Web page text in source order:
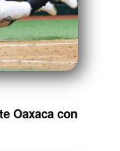
Oaxaca con